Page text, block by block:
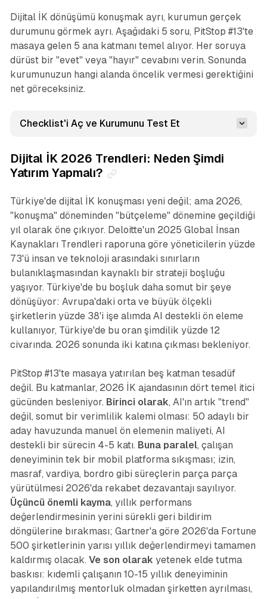
Dijital İK dönüşümü konuşmak ayrı, kurumun gerçek
durumunu görmek ayrı. Aşağıdaki 5 soru, PitStop #13'te
masaya gelen 5 ana katmanı temel alıyor. Her soruya
dürüst bir "evet" veya "hayır" cevabını verin. Sonunda
kurumunuzun hangi alanda öncelik vermesi gerektiğini
net göreceksiniz.
Checklist'i Aç ve Kurumunu Test Et
Dijital İK 2026 Trendleri: Neden Şimdi
Yatırım Yapmalı?
Türkiye'de dijital İK konuşması yeni değil; ama 2026,
"konuşma" döneminden "bütçeleme" dönemine geçildiği
yıl olarak öne çıkıyor. Deloitte'un 2025 Global İnsan
Kaynakları Trendleri raporuna göre yöneticilerin yüzde
73'ü insan ve teknoloji arasındaki sınırların
bulanıklaşmasından kaynaklı bir strateji boşluğu
yaşıyor. Türkiye'de bu boşluk daha somut bir şeye
dönüşüyor: Avrupa'daki orta ve büyük ölçekli
şirketlerin yüzde 38'i işe alımda AI destekli ön eleme
kullanıyor, Türkiye'de bu oran şimdilik yüzde 12
civarında. 2026 sonunda iki katına çıkması bekleniyor.
PitStop #13'te masaya yatırılan beş katman tesadüf
değil. Bu katmanlar, 2026 İK ajandasının dört temel itici
gücünden besleniyor. Birinci olarak, AI'ın artık "trend"
değil, somut bir verimlilik kalemi olması: 50 adaylı bir
aday havuzunda manuel ön elemenin maliyeti, AI
destekli bir sürecin 4-5 katı. Buna paralel, çalışan
deneyiminin tek bir mobil platforma sıkışması; izin,
masraf, vardiya, bordro gibi süreçlerin parça parça
yürütülmesi 2026'da rekabet dezavantajı sayılıyor.
Üçüncü önemli kayma, yıllık performans
değerlendirmesinin yerini sürekli geri bildirim
döngülerine bırakması; Gartner'a göre 2026'da Fortune
500 şirketlerinin yarısı yıllık değerlendirmeyi tamamen
kaldırmış olacak. Ve son olarak yetenek elde tutma
baskısı: kıdemli çalışanın 10-15 yıllık deneyiminin
yapılandırılmış mentorluk olmadan şirketten ayrılması,